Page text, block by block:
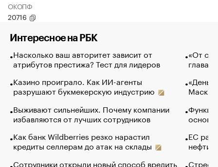
ОКОПФ
20716
Интересное на РБК
Насколько ваш авторитет зависит от
атрибутов престижа? Тест для лидеров
Казино проиграло. Как ИИ-агенты
разрушают букмекерскую индустрию
Выживают сильнейших. Почему компании
избавляются от лучших сотрудников
Как банк Wildberries резко нарастил
кредиты селлерам до атак на склады
Сотрудники открыли новый способ вредить
«От
глава
Маск в
основ
ЕС
нефти